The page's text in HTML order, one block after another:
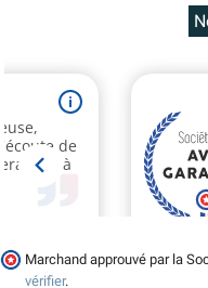
Marchand approuvé par la
vérifier.